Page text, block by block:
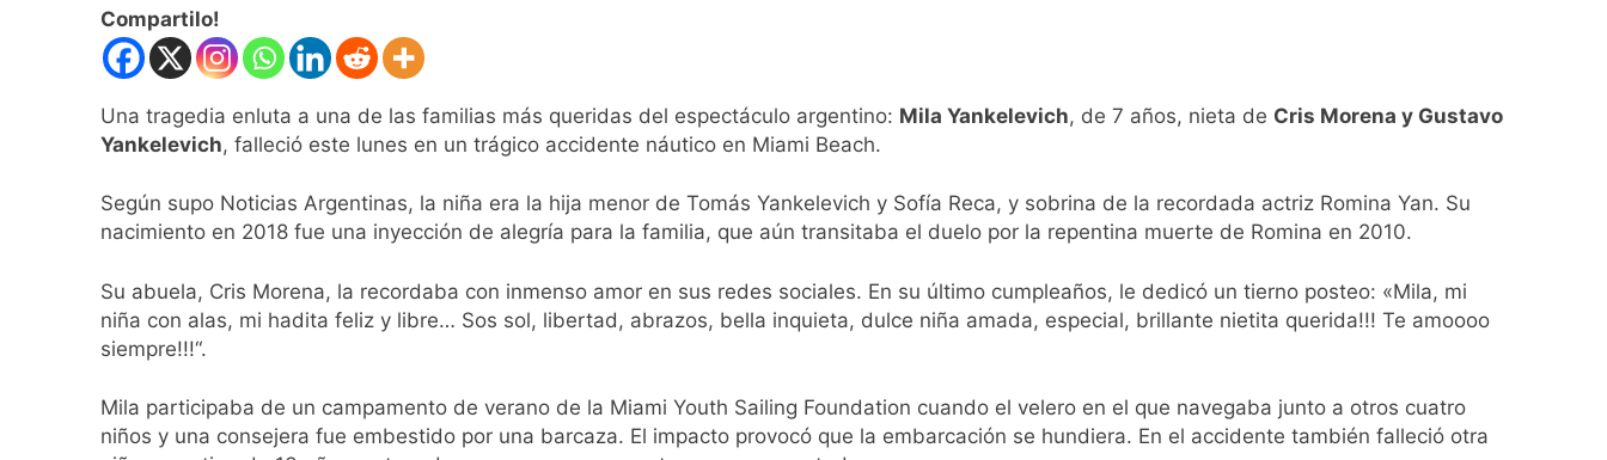
Compartilo!
Una tragedia enluta a una de las familias más queridas del espectáculo argentino: Mila Yankelevich, de 7 años, nieta de Cris Morena y Gustavo
Yankelevich, falleció este lunes en un trágico accidente náutico en Miami Beach.
Según supo Noticias Argentinas, la niña era la hija menor de Tomás Yankelevich y Sofía Reca, y sobrina de la recordada actriz Romina Yan. Su
nacimiento en 2018 fue una inyección de alegría para la familia, que aún transitaba el duelo por la repentina muerte de Romina en 2010.
Su abuela, Cris Morena, la recordaba con inmenso amor en sus redes sociales. En su último cumpleaños, le dedicó un tierno posteo: «Mila, mi
niña con alas, mi hadita feliz y libre… Sos sol, libertad, abrazos, bella inquieta, dulce niña amada, especial, brillante nietita querida!!! Te amoooo
siempre!!!“.
Mila participaba de un campamento de verano de la Miami Youth Sailing Foundation cuando el velero en el que navegaba junto a otros cuatro
niños y una consejera fue embestido por una barcaza. El impacto provocó que la embarcación se hundiera. En el accidente también falleció otra